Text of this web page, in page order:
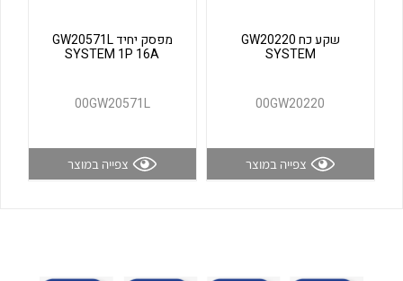
לכל מוצרי היצרן לכל מוצרי היצרן
שקע כח GW20220
SYSTEM
00GW20220
צפייה במוצר
מפסק יחיד GW20571L
SYSTEM 1P 16A
00GW20571L
צפייה במוצר